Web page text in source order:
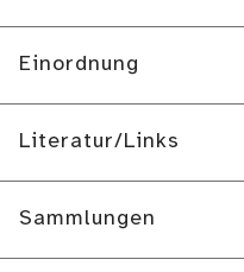
Einordnung
Literatur/Links
Sammlungen